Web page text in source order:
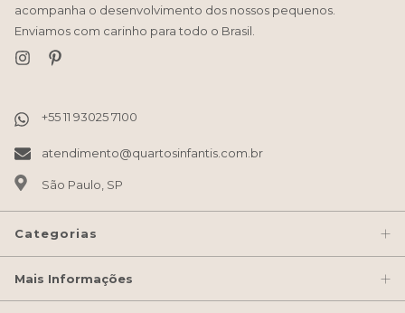
acompanha o desenvolvimento dos nossos pequenos.
Enviamos com carinho para todo o Brasil.
atendimento@quartosinfantis.com.br
São Paulo, SP
Categorias
Mais Informações